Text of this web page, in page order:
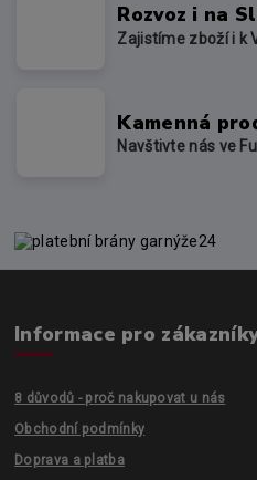
Rozvoz i na
Zajistíme zboží i k
Kamenná
Navštivte nás ve
Informace pro
8 důvodů - proč nakupovat u nás
Obchodní podmínky
Doprava a platba